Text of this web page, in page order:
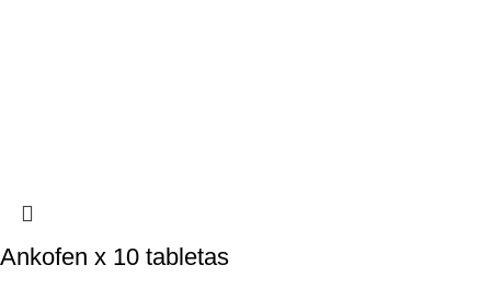
Ankofen x 10 tabletas